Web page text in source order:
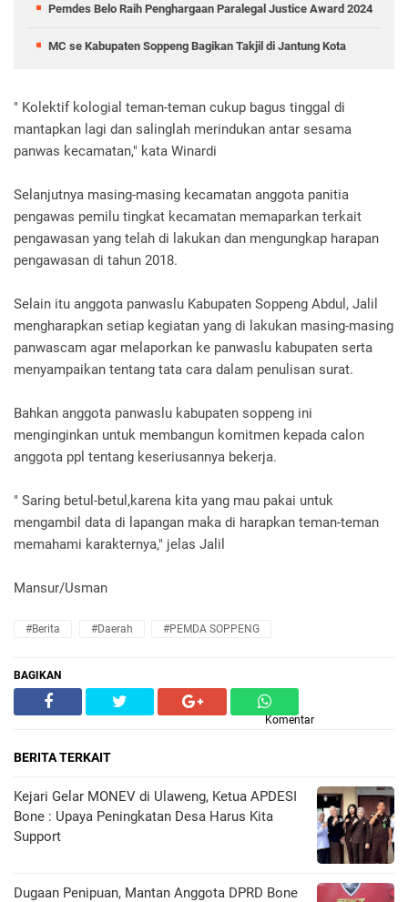
Pemdes Belo Raih Penghargaan Paralegal Justice Award 2024
MC se Kabupaten Soppeng Bagikan Takjil di Jantung Kota
" Kolektif kologial teman-teman cukup bagus tinggal di
mantapkan lagi dan salinglah merindukan antar sesama
panwas kecamatan," kata Winardi
Selanjutnya masing-masing kecamatan anggota panitia
pengawas pemilu tingkat kecamatan memaparkan terkait
pengawasan yang telah di lakukan dan mengungkap harapan
pengawasan di tahun 2018.
Selain itu anggota panwaslu Kabupaten Soppeng Abdul, Jalil
mengharapkan setiap kegiatan yang di lakukan masing-masing
panwascam agar melaporkan ke panwaslu kabupaten serta
menyampaikan tentang tata cara dalam penulisan surat.
Bahkan anggota panwaslu kabupaten soppeng ini
menginginkan untuk membangun komitmen kepada calon
anggota ppl tentang keseriusannya bekerja.
" Saring betul-betul,karena kita yang mau pakai untuk
mengambil data di lapangan maka di harapkan teman-teman
memahami karakternya," jelas Jalil
Mansur/Usman
#Berita #Daerah #PEMDA SOPPENG
BAGIKAN
Komentar
BERITA TERKAIT
Kejari Gelar MONEV di Ulaweng, Ketua APDESI
Bone : Upaya Peningkatan Desa Harus Kita
Support
Dugaan Penipuan, Mantan Anggota DPRD Bone